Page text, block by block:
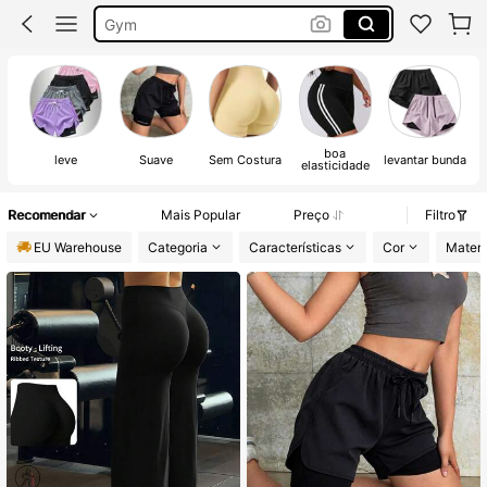
Leggings
Calções Mulher
leve Suave Sem Costura boa
elasticidade levantar bunda
Recomendar Mais Popular Preço
Filtro
EU Warehouse
Categoria Características Cor